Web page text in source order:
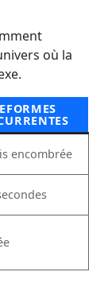
où la
encombrée